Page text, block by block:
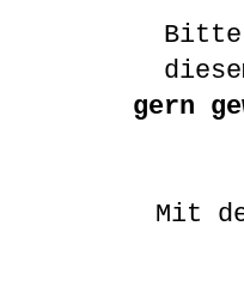
Bitte
gern
Mit